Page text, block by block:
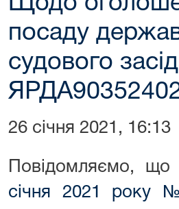
посаду
судового
26 січня 2021, 16:13
Повідомляємо, що
січня 2021 року